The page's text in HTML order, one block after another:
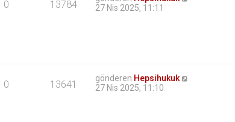
0 13784
27 Nis 2025, 11:11
0 13641 gönderen Hepsihukuk
27 Nis 2025, 11:10